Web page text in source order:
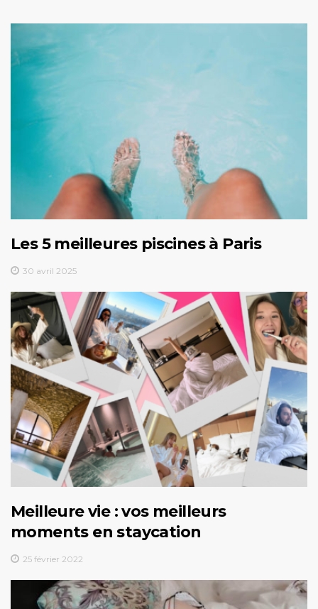
Les 5 meilleures piscines à Paris
30 avril 2025
Meilleure vie : vos meilleurs
moments en staycation
25 février 2022